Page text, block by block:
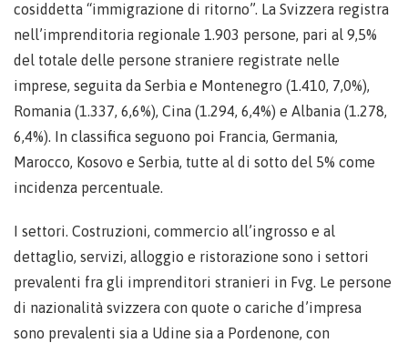
cosiddetta “immigrazione di ritorno”. La Svizzera registra
nell’imprenditoria regionale 1.903 persone, pari al 9,5%
del totale delle persone straniere registrate nelle
imprese, seguita da Serbia e Montenegro (1.410, 7,0%),
Romania (1.337, 6,6%), Cina (1.294, 6,4%) e Albania (1.278,
6,4%). In classifica seguono poi Francia, Germania,
Marocco, Kosovo e Serbia, tutte al di sotto del 5% come
incidenza percentuale.
I settori. Costruzioni, commercio all’ingrosso e al
dettaglio, servizi, alloggio e ristorazione sono i settori
prevalenti fra gli imprenditori stranieri in Fvg. Le persone
di nazionalità svizzera con quote o cariche d’impresa
sono prevalenti sia a Udine sia a Pordenone, con